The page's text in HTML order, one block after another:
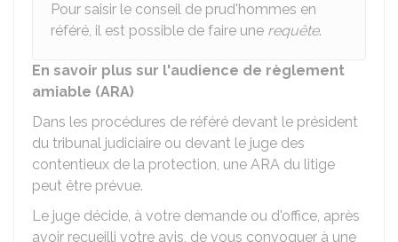
Pour saisir le conseil de prud'hommes en
référé, il est possible de faire une requête.
En savoir plus sur l'audience de règlement
amiable (ARA)
Dans les procédures de référé devant le président
du tribunal judiciaire ou devant le juge des
contentieux de la protection, une ARA du litige
peut être prévue.
Le juge décide, à votre demande ou d'office, après
avoir recueilli votre avis, de vous convoquer à une